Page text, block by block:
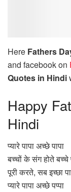
Here Fathers
and facebook on
Quotes in Hindi
Happy
Hindi
प्यारे पापा अच्छे पापा
बच्चों के संग होते बच्चे
पूरी करते, सब इच्छा
प्यारे पापा अच्छे पप्पा